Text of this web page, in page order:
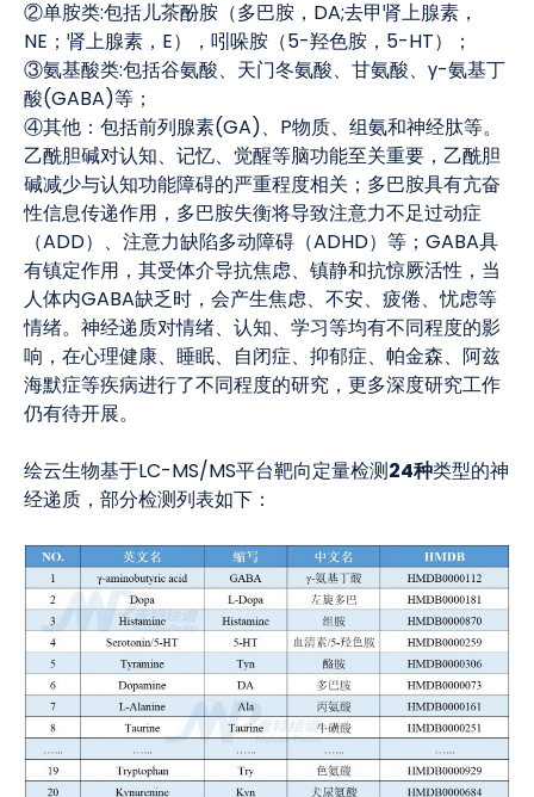
②单胺类:包括儿茶酚胺（多巴胺，DA;去甲肾上腺素，
NE；肾上腺素，E），吲哚胺（5-羟色胺，5-HT）；
③氨基酸类:包括谷氨酸、天门冬氨酸、甘氨酸、γ-氨基丁
酸(GABA)等；
④其他：包括前列腺素(GA)、P物质、组氨和神经肽等。
乙酰胆碱对认知、记忆、觉醒等脑功能至关重要，乙酰胆
碱减少与认知功能障碍的严重程度相关；多巴胺具有亢奋
性信息传递作用，多巴胺失衡将导致注意力不足过动症
（ADD）、注意力缺陷多动障碍（ADHD）等；GABA具
有镇定作用，其受体介导抗焦虑、镇静和抗惊厥活性，当
人体内GABA缺乏时，会产生焦虑、不安、疲倦、忧虑等
情绪。神经递质对情绪、认知、学习等均有不同程度的影
响，在心理健康、睡眠、自闭症、抑郁症、帕金森、阿兹
海默症等疾病进行了不同程度的研究，更多深度研究工作
仍有待开展。
绘云生物基于LC-MS/MS平台靶向定量检测24种类型的神
经递质，部分检测列表如下：